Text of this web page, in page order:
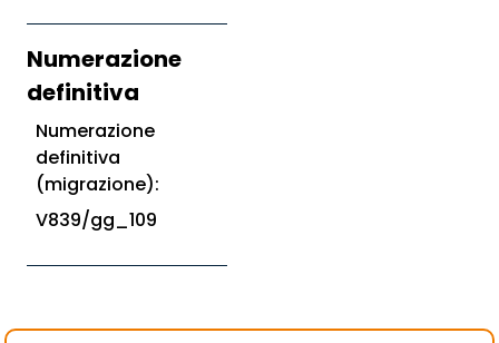
Numerazione
definitiva
Numerazione
definitiva
(migrazione):
V839/gg_109